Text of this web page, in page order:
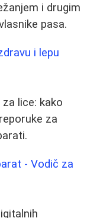
i drugim
pasa.
i lepu
lice: kako
za
- Vodič za